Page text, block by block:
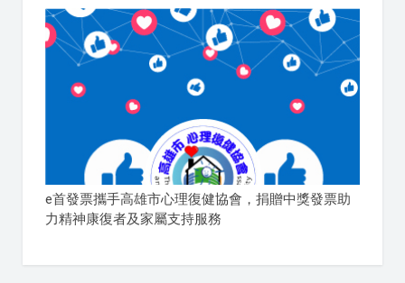
e首發票攜手高雄市心理復健協會，捐贈中獎發票助
力精神康復者及家屬支持服務